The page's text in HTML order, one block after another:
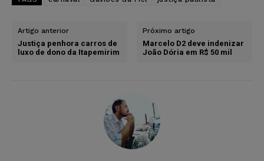
Artigo anterior
Justiça penhora carros de
luxo de dono da Itapemirim
Próximo artigo
Marcelo D2 deve indenizar
João Dória em R$ 50 mil